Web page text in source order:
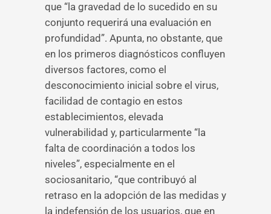
que “la gravedad de lo sucedido en su
conjunto requerirá una evaluación en
profundidad”. Apunta, no obstante, que
en los primeros diagnósticos confluyen
diversos factores, como el
desconocimiento inicial sobre el virus,
facilidad de contagio en estos
establecimientos, elevada
vulnerabilidad y, particularmente “la
falta de coordinación a todos los
niveles”, especialmente en el
sociosanitario, “que contribuyó al
retraso en la adopción de las medidas y
la indefensión de los usuarios, que en